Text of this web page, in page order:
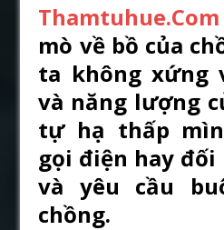
Thamtuhue.Com
mò về bồ của
ta không xứng
và năng lượng
tự hạ thấp
gọi điện hay
và yêu cầu
chồng.